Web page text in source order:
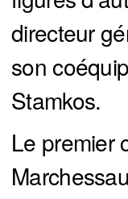
directeur
son
Stamkos.
Le premier